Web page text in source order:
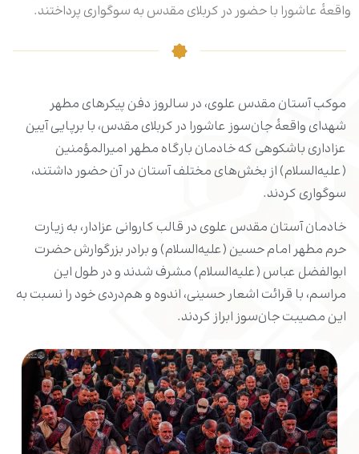
واقعۀ عاشورا با حضور در کربلای مقدس به سوگواری پرداختند.
موکب آستان مقدس علوی، در سالروز دفن پیکرهای مطهر
شهدای واقعۀ جان‌سوز عاشورا در کربلای مقدس، با برپایی آیین
عزاداری باشکوهی که خادمان بارگاه مطهر امیرالمؤمنین
(علیه‌السلام) از بخش‌های مختلف آستان در آن حضور داشتند،
سوگواری کردند.
خادمان آستان مقدس علوی در قالب کاروانی عزادار، به زیارت
حرم مطهر امام حسین (علیه‌السلام) و برادر بزرگوارش حضرت
ابوالفضل عباس (علیه‌السلام) مشرف شدند و در طول این
مراسم، با قرائت اشعار حسینی، اندوه و هم‌دردی خود را نسبت به
این مصیبت جان‌سوز ابراز کردند.